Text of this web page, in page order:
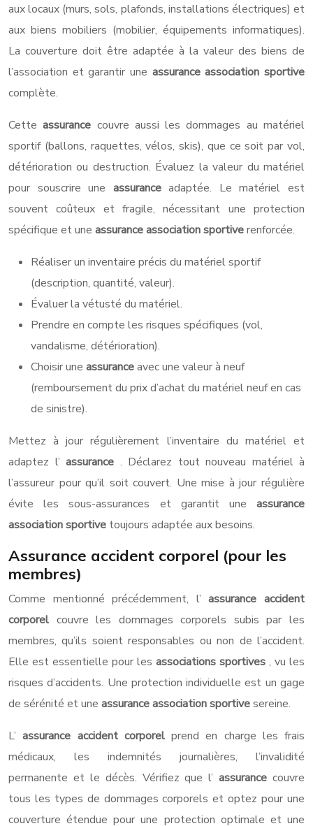
aux locaux (murs, sols, plafonds, installations électriques) et
aux biens mobiliers (mobilier, équipements informatiques).
La couverture doit être adaptée à la valeur des biens de
l’association et garantir une assurance association sportive
complète.
Cetteassurance couvre aussi les dommages au matériel
sportif (ballons, raquettes, vélos, skis), que ce soit par vol,
détérioration ou destruction. Évaluez la valeur du matériel
pour souscrire une assuranceadaptée. Le matériel est
souvent coûteux et fragile, nécessitant une protection
spécifique et une assurance association sportiverenforcée.
Réaliser un inventaire précis du matériel sportif
(description, quantité, valeur).
Évaluer la vétusté du matériel.
Prendre en compte les risques spécifiques (vol,
vandalisme, détérioration).
Choisir une assuranceavec une valeur à neuf
(remboursement du prix d’achat du matériel neuf en cas
de sinistre).
Mettez à jour régulièrement l’inventaire du matériel et
adaptez l’ assurance . Déclarez tout nouveau matériel à
l’assureur pour qu’il soit couvert. Une mise à jour régulière
évite les sous-assurances et garantit une assurance
association sportive toujours adaptée aux besoins.
Assurance accident corporel (pour les
membres)
Comme mentionné précédemment, l’assurance accident
corporel couvre les dommages corporels subis par les
membres, qu’ils soient responsables ou non de l’accident.
Elle est essentielle pour les associations sportives , vu les
risques d’accidents. Une protection individuelle est un gage
de sérénité et une assurance association sportivesereine.
L’assurance accident corporel prend en charge les frais
médicaux, les indemnités journalières, l’invalidité
permanente et le décès. Vérifiez que l’assurance couvre
tous les types de dommages corporels et optez pour une
couverture étendue pour une protection optimale et une